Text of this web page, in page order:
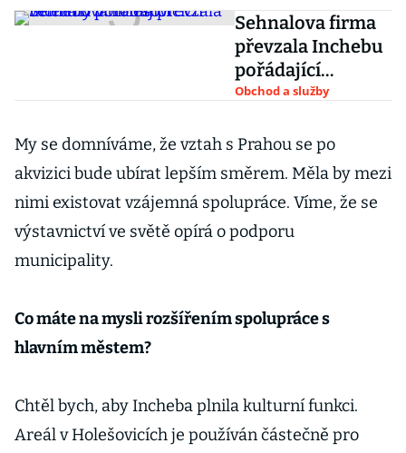
Sehnalova firma
převzala Inchebu
pořádající
veletrhy v
Obchod a služby
My se domníváme, že vztah s Prahou se po
akvizici bude ubírat lepším směrem. Měla by mezi
nimi existovat vzájemná spolupráce. Víme, že se
výstavnictví ve světě opírá o podporu
municipality.
Co máte na mysli rozšířením spolupráce s
hlavním městem?
Chtěl bych, aby Incheba plnila kulturní funkci.
Areál v Holešovicích je používán částečně pro